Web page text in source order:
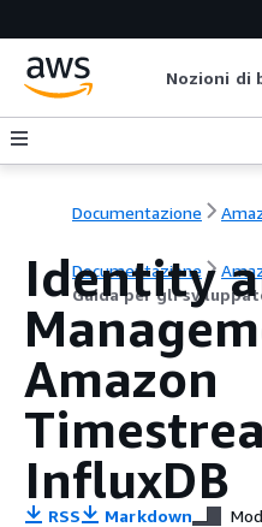
Nozioni di
Documentazione
Documentazione
Guida per gli
Identity
Amazon
InfluxDB
RSS Markdown